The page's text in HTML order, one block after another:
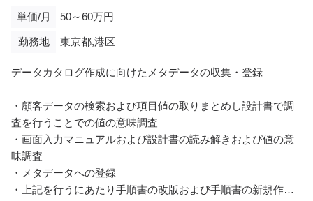
単価/月 50～60万円
勤務地 東京都,港区
データカタログ作成に向けたメタデータの収集・登録
・顧客データの検索および項目値の取りまとめし設計書で調
査を行うことでの値の意味調査
・画面入力マニュアルおよび設計書の読み解きおよび値の意
味調査
・メタデータへの登録
・上記を行うにあたり手順書の改版および手順書の新規作成